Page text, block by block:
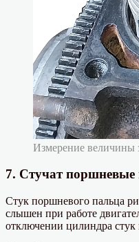
Измерение
7. Стучат
Стук поршневого пальца
слышен при работе
отключении цилиндра стук